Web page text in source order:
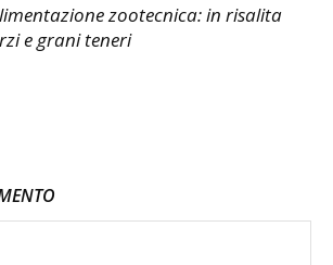
zootecnica: in risalita
e grani teneri